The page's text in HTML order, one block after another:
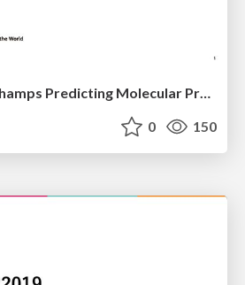
Kaggle参加報告: Champs Predicting Molecular Properties
0 150